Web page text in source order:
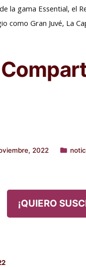
la gama Essential, el
como Gran Juvé, La
2022
Publicado
¡QUIERO